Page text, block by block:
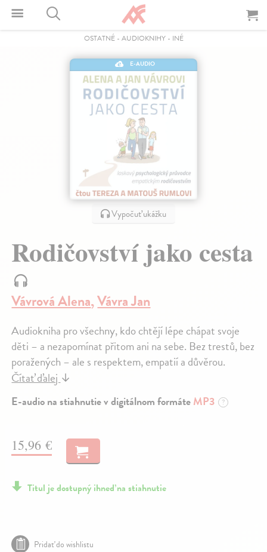
OSTATNÉ- AUDIOKNIHY- INÉ
E-AUDIO
Vypočuť ukážku
Rodičovství jako cesta
Vávrová Alena,Vávra Jan
Audiokniha pro všechny, kdo chtějí lépe chápat svoje
děti – a nezapomínat přitom ani na sebe. Bez trestů, bez
poražených – ale s respektem, empatií a důvěrou.
Čítať ďalej↓
E-audio na stiahnutie v digitálnom formáteMP3 ?
15,96 €
Titul je dostupný ihneď na stiahnutie
Pridať do wishlistu